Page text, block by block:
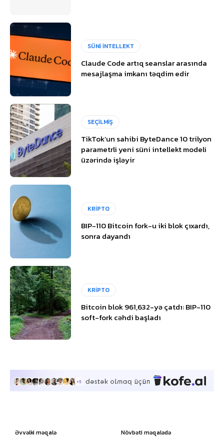
SÜNİ İNTELLEKT
Claude Code artıq seanslar arasında
mesajlaşma imkanı təqdim edir
SEÇİLMİŞ
TikTok’un sahibi ByteDance 10 trilyon
parametrli yeni süni intellekt modeli
üzərində işləyir
KRİPTO
BIP-110 Bitcoin fork-u iki blok çıxardı,
sonra dayandı
KRİPTO
Bitcoin blok 961,632-yə çatdı: BIP-110
soft-fork cəhdi başladı
Əvvəlki məqalə Növbəti məqalədə